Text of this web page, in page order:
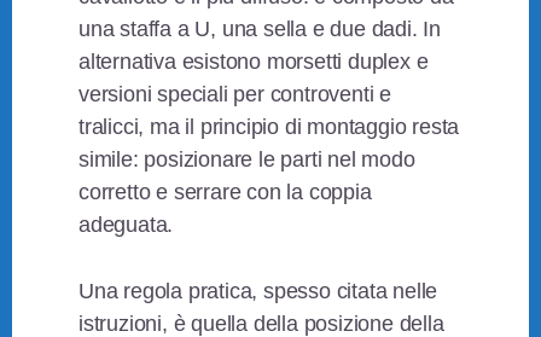
una staffa a U, una sella e due dadi. In
alternativa esistono morsetti duplex e
versioni speciali per controventi e
tralicci, ma il principio di montaggio resta
simile: posizionare le parti nel modo
corretto e serrare con la coppia
adeguata.
Una regola pratica, spesso citata nelle
istruzioni, è quella della posizione della